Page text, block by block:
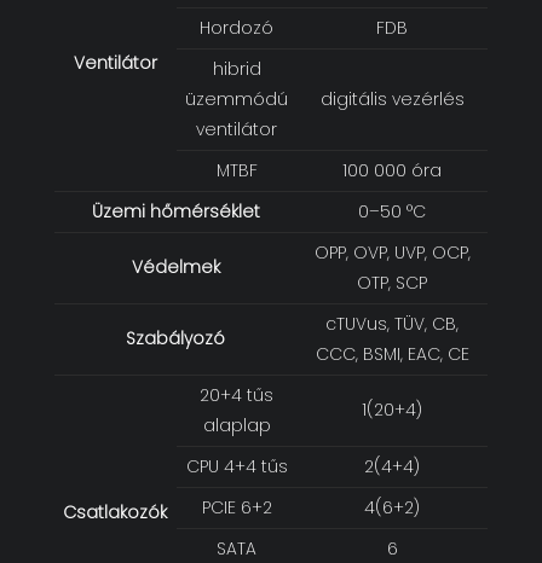
Ventilátor
Hordozó
FDB
hibrid
üzemmódú
ventilátor
digitális vezérlés
MTBF
100 000 óra
Üzemi hőmérséklet
0–50 °C
Védelmek
OPP, OVP, UVP, OCP,
OTP, SCP
Szabályozó
cTUVus, TÜV, CB,
CCC, BSMI, EAC, CE
Csatlakozók
20+4 tűs
alaplap
1(20+4)
CPU 4+4 tűs
2(4+4)
PCIE 6+2
4(6+2)
SATA
6